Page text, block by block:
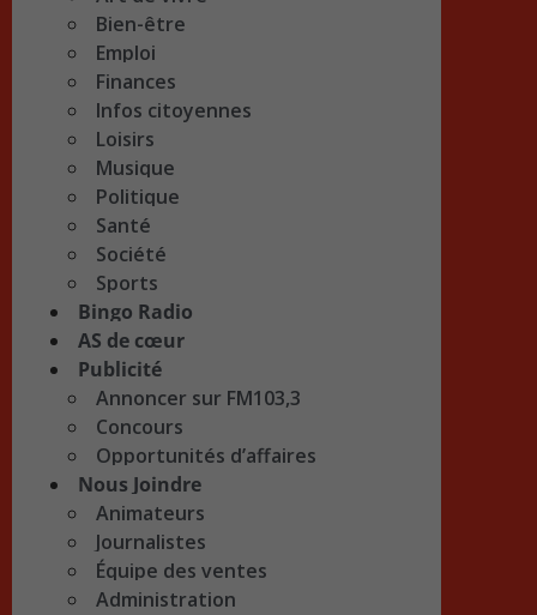
Bien-être
Emploi
Finances
Infos citoyennes
Loisirs
Musique
Politique
Santé
Société
Sports
Bingo Radio
AS de cœur
Publicité
Annoncer sur FM103,3
Concours
Opportunités d’affaires
Nous Joindre
Animateurs
Journalistes
Équipe des ventes
Administration